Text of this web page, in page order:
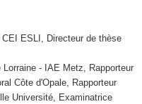
ESLI, Directeur de thèse
- IAE Metz, Rapporteur
Côte d'Opale, Rapporteur
Université, Examinatrice